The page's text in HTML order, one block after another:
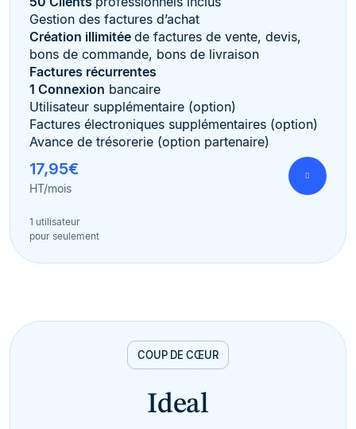
Gestion des factures d’achat
Création illimitée de factures de vente, devis,
bons de commande, bons de livraison
Factures récurrentes
1 Connexion bancaire
Utilisateur supplémentaire (option)
Factures électroniques supplémentaires (option)
Avance de trésorerie (option partenaire)
17,95€
HT/mois
1 utilisateur
pour seulement
COUP DE CŒUR
Ideal